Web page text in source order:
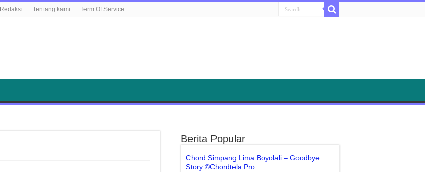
Redaksi Tentang kami Term Of Service
Berita Popular
Chord Simpang Lima Boyolali – Goodbye
Story ©Chordtela.Pro